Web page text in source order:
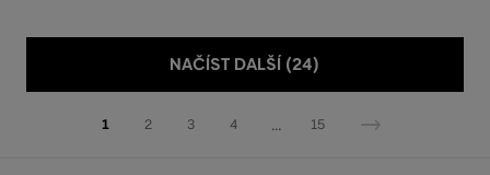
NAČÍST DALŠÍ (24)
1 2 3 4 ... 15